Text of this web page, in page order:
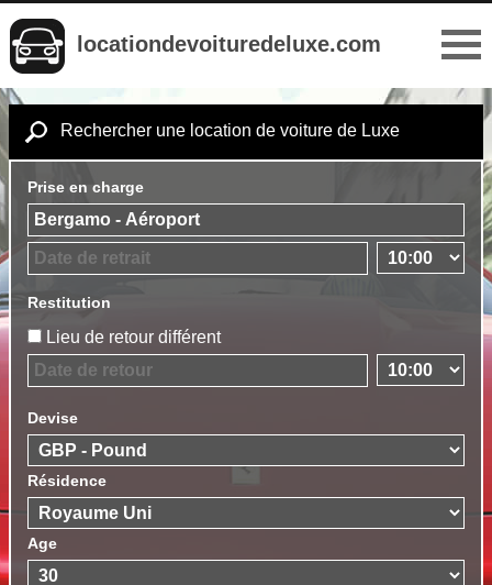
locationdevoituredeluxe.com
Rechercher une location de voiture de Luxe
Prise en charge
Restitution
Lieu de retour différent
Devise
Résidence
Age